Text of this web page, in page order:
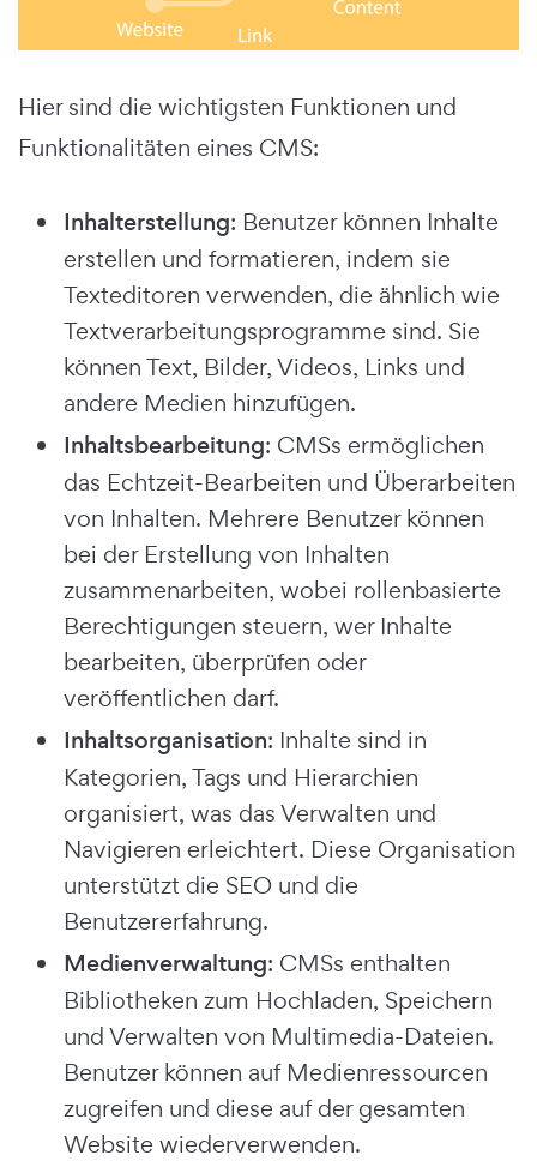
Hier sind die wichtigsten Funktionen und
Funktionalitäten eines CMS:
Inhalterstellung: Benutzer können Inhalte
erstellen und formatieren, indem sie
Texteditoren verwenden, die ähnlich wie
Textverarbeitungsprogramme sind. Sie
können Text, Bilder, Videos, Links und
andere Medien hinzufügen.
Inhaltsbearbeitung: CMSs ermöglichen
das Echtzeit-Bearbeiten und Überarbeiten
von Inhalten. Mehrere Benutzer können
bei der Erstellung von Inhalten
zusammenarbeiten, wobei rollenbasierte
Berechtigungen steuern, wer Inhalte
bearbeiten, überprüfen oder
veröffentlichen darf.
Inhaltsorganisation: Inhalte sind in
Kategorien, Tags und Hierarchien
organisiert, was das Verwalten und
Navigieren erleichtert. Diese Organisation
unterstützt die SEO und die
Benutzererfahrung.
Medienverwaltung: CMSs enthalten
Bibliotheken zum Hochladen, Speichern
und Verwalten von Multimedia-Dateien.
Benutzer können auf Medienressourcen
zugreifen und diese auf der gesamten
Website wiederverwenden.